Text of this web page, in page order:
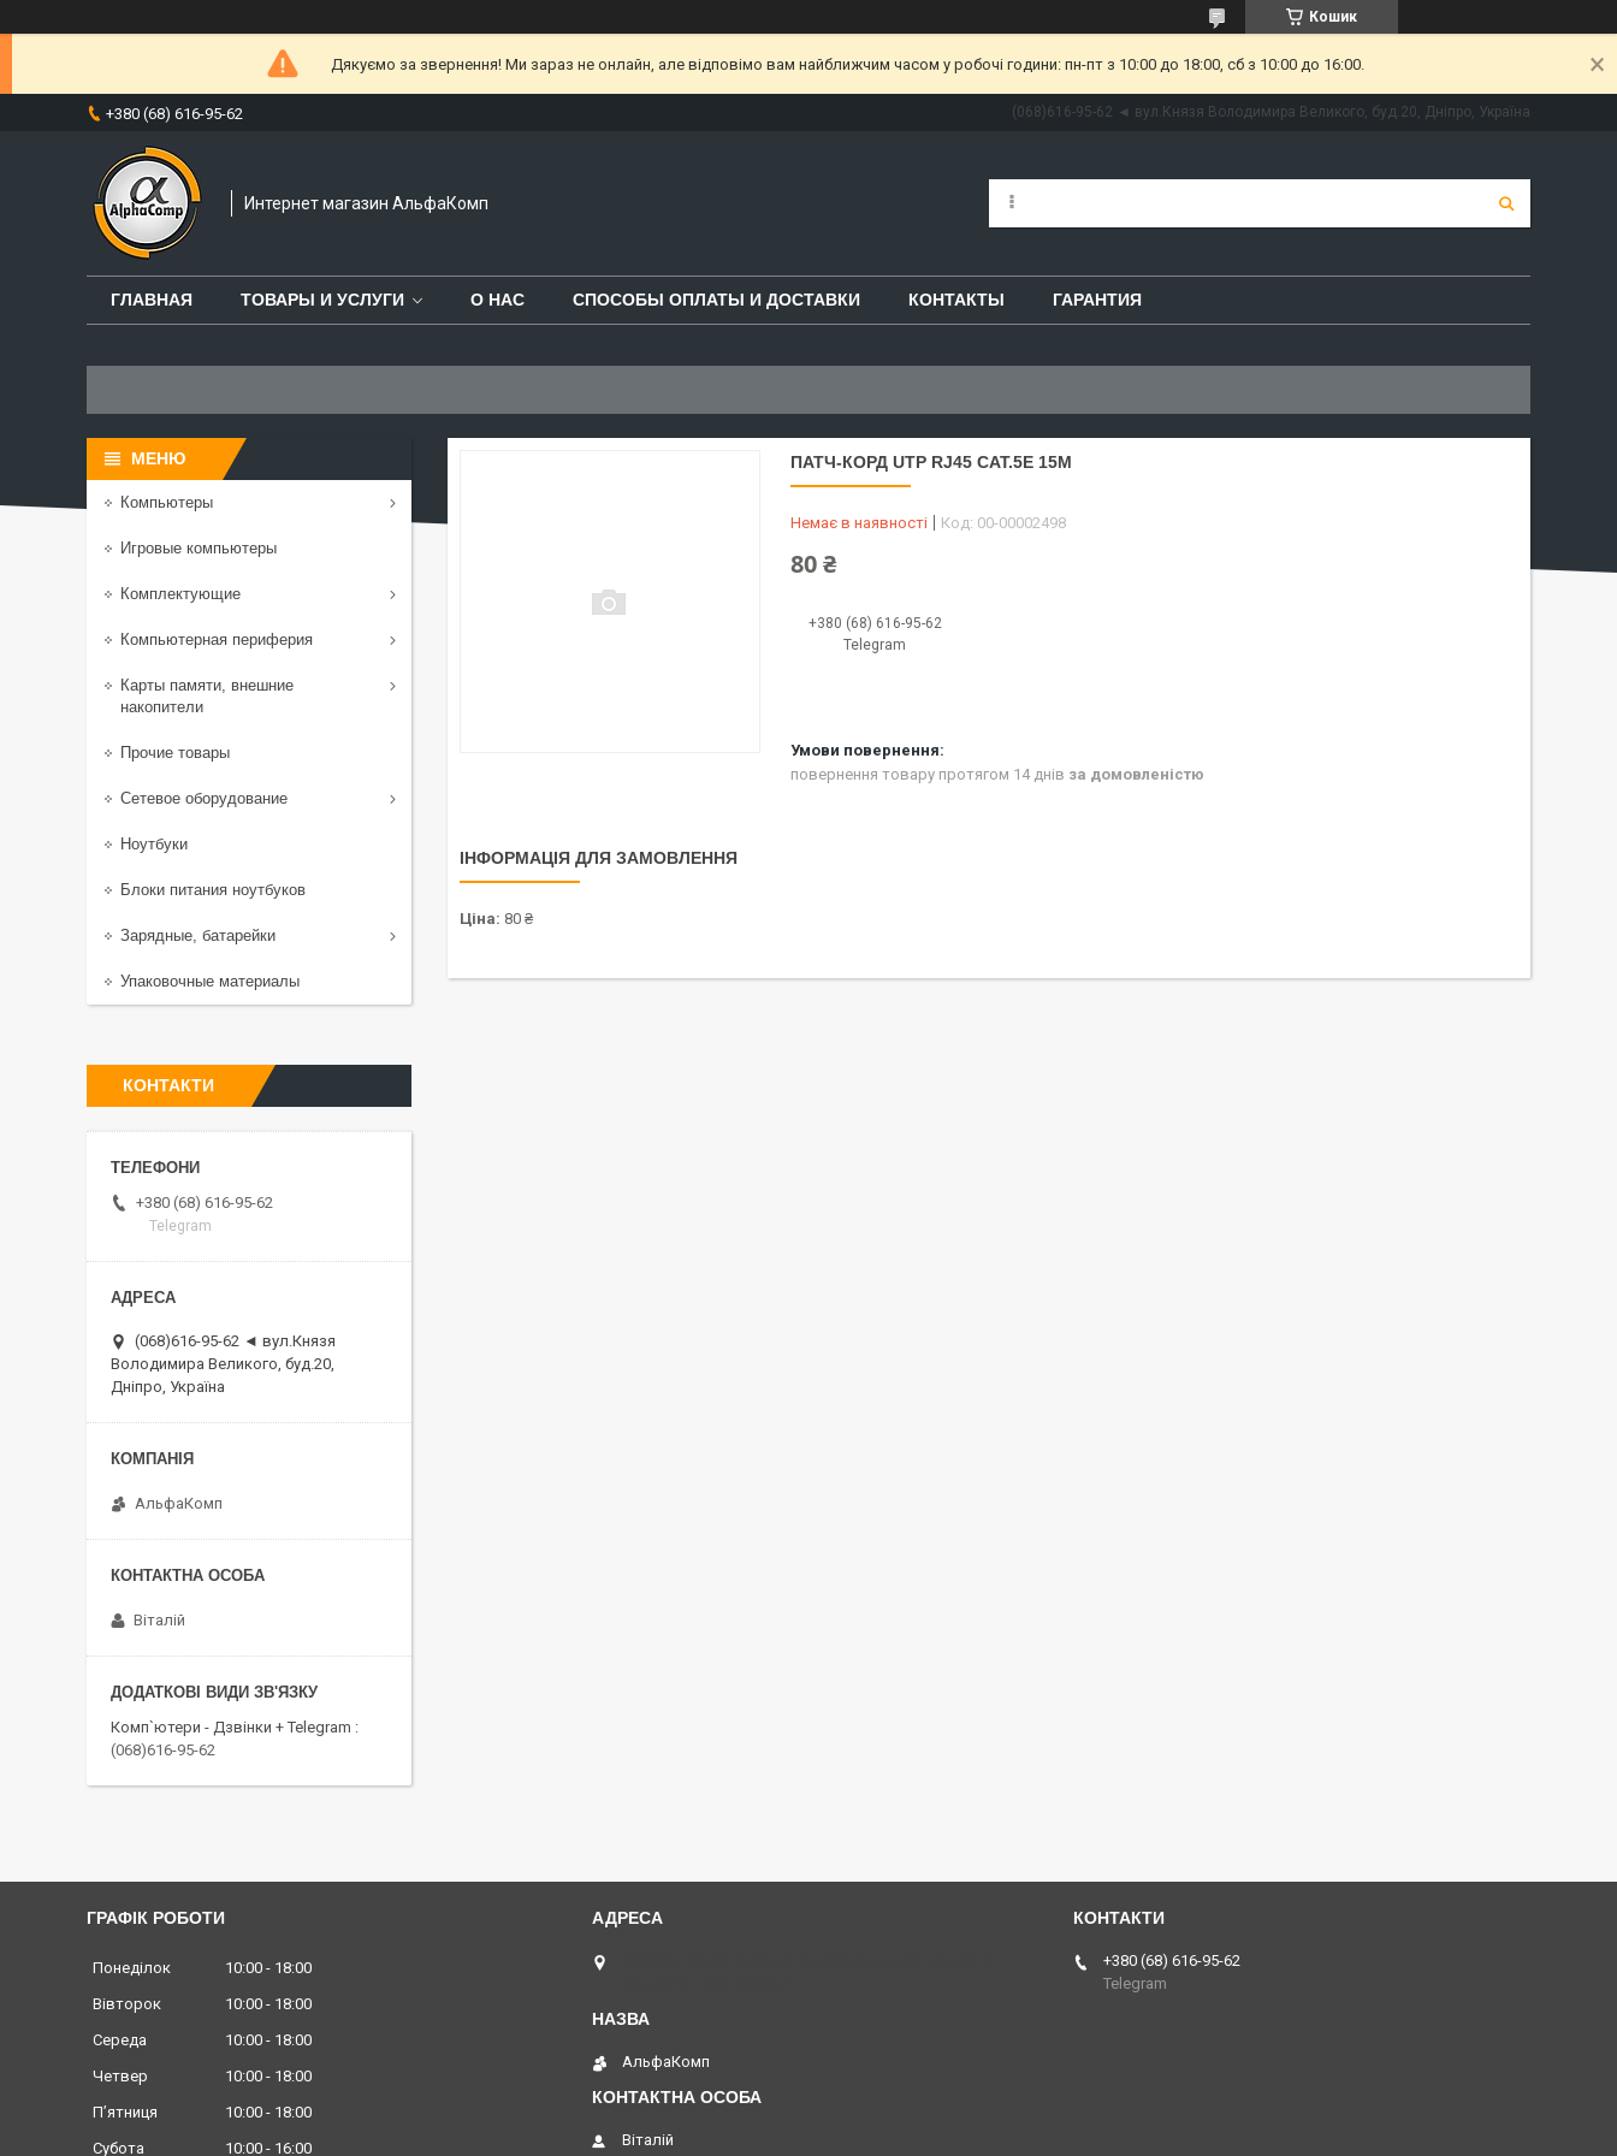
Кошик
Дякуємо за звернення! Ми зараз не онлайн, але відповімо вам найближчим часом у робочі години: пн-пт з 10:00 до 18:00, сб з 10:00 до 16:00.
+380 (68) 616-95-62 (068)616-95-62 ◄ вул.Князя Володимира Великого, буд.20, Дніпро, Україна
Интернет магазин АльфаКомп
ГЛАВНАЯ ТОВАРЫ И УСЛУГИ О НАС СПОСОБЫ ОПЛАТЫ И ДОСТАВКИ КОНТАКТЫ ГАРАНТИЯ
ПАТЧ-КОРД UTP RJ45 CAT.5E 15M
Немає в наявності Код: 00-00002498
80 ₴
+380 (68) 616-95-62
Telegram
повернення товару протягом 14 днів за домовленістю
ІНФОРМАЦІЯ ДЛЯ ЗАМОВЛЕННЯ
Ціна: 80 ₴
Компьютеры
Игровые компьютеры
Комплектующие
Компьютерная периферия
Карты памяти, внешние
накопители
Прочие товары
Сетевое оборудование
Ноутбуки
Блоки питания ноутбуков
Зарядные, батарейки
Упаковочные материалы
КОНТАКТИ
+380 (68) 616-95-62
Telegram
(068)616-95-62 ◄ вул.Князя
Володимира Великого, буд.20,
Дніпро, Україна
АльфаКомп
Віталій
Комп`ютери - Дзвінки + Telegram
(068)616-95-62
ГРАФІК РОБОТИ
Понеділок 10:00
18:00
Вівторок
10:00
18:00
Середа
10:00
18:00
Четвер
10:00
18:00
Пʼятниця
10:00
18:00
Субота
10:00 16:00
АльфаКомп
Віталій
+380 (68) 616-95-62
Telegram